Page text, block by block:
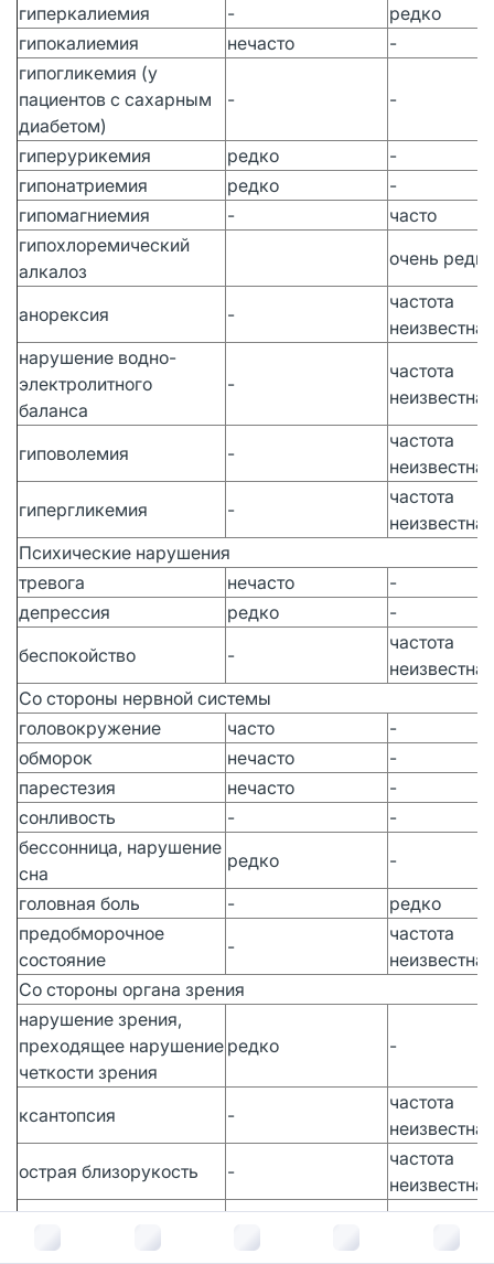
гиперкалиемия
-
редко
гипокалиемия
нечасто
-
гипогликемия (у
пациентов с сахарным
диабетом)
- -
гиперурикемия редко
-
гипонатриемия
редко
-
гипомагниемия
-
часто
гипохлоремический
алкалоз
очень редко
анорексия -
частота
неизвестна
нарушение водно-
электролитного
баланса
-
частота
неизвестна
гиповолемия -
частота
неизвестна
гипергликемия
-
частота
неизвестна
Психические нарушения
тревога
нечасто
-
депрессия
редко
-
беспокойство
-
частота
неизвестна
Со стороны нервной системы
головокружение
часто
-
обморок
нечасто
-
парестезия
нечасто
-
сонливость
-
-
бессонница, нарушение
сна
редко
-
головная боль
-
редко
предобморочное
состояние
-
частота
неизвестна
Со стороны органа зрения
нарушение зрения,
преходящее нарушение
четкости зрения
редко -
ксантопсия -
частота
неизвестна
острая близорукость
-
частота
неизвестна
острая
неизвестна